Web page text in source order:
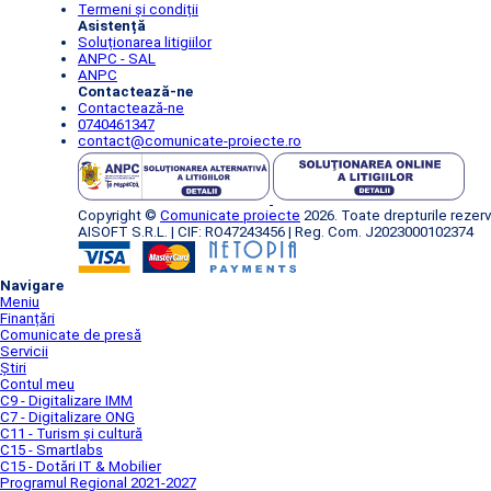
Termeni și condiții
Asistență
Soluționarea litigiilor
ANPC - SAL
ANPC
Contactează-ne
Contactează-ne
0740461347
contact@comunicate-proiecte.ro
Copyright © Comunicate proiecte 2026. Toate drepturile
AISOFT S.R.L. | CIF: RO47243456 | Reg. Com. J2023000102374
Navigare
Meniu
Finanțări
Comunicate de presă
Servicii
Știri
Contul meu
C9 - Digitalizare IMM
C7 - Digitalizare ONG
C11 - Turism și cultură
C15 - Smartlabs
C15 - Dotări IT & Mobilier
Programul Regional 2021-2027